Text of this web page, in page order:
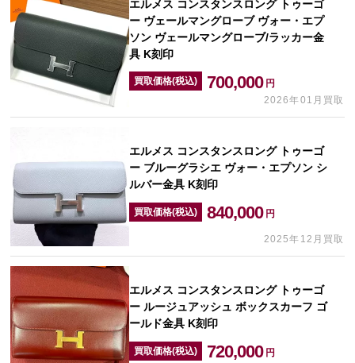
エルメス コンスタンスロング トゥーゴ
ー ヴェールマングローブ ヴォー・エプ
ソン ヴェールマングローブ/ラッカー金
具 K刻印
買取価格(税込) 700,000 円
2026年01月買取
エルメス コンスタンスロング トゥーゴ
ー ブルーグラシエ ヴォー・エプソン シ
ルバー金具 K刻印
買取価格(税込) 840,000 円
2025年12月買取
エルメス コンスタンスロング トゥーゴ
ー ルージュアッシュ ボックスカーフ ゴ
ールド金具 K刻印
買取価格(税込) 720,000 円